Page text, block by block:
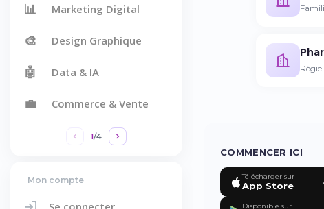
📊 Marketing Digital
🎨 Design Graphique
🤖 Data & IA
💼 Commerce & Vente
1/4
Mon compte
Se connecter
COMMENCER ICI
Télécharger sur
App Store
Disponible sur